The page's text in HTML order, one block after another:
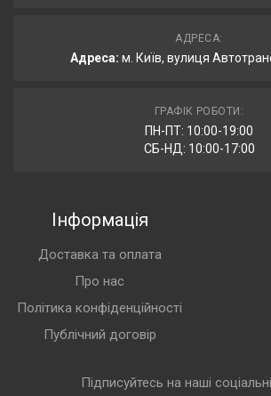
АДРЕСА:
Адреса: м. Київ, вулиця
ГРАФІК РОБОТИ:
ПН-ПТ: 10:00-19:00
СБ-НД: 10:00-17:00
Інформація
Доставка та оплата
Про нас
Політика конфіденційності
Публічний договір
Підписуйтесь на наші